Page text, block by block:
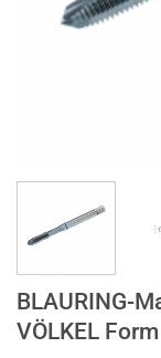
BLAURING-
VÖLKEL